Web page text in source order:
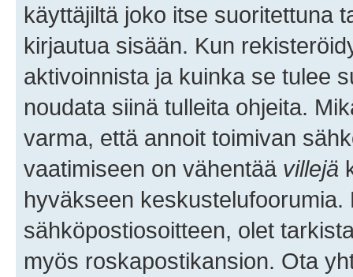
käyttäjiltä joko itse suoritettuna
kirjautua sisään. Kun
aktivoinnista ja kuinka se tulee
noudata siinä tulleita ohjeita.
varma, että annoit toimivan
vaatimiseen on vähentää villejä
hyväkseen
sähköpostiosoitteen, olet
myös roskapostikansion. Ota